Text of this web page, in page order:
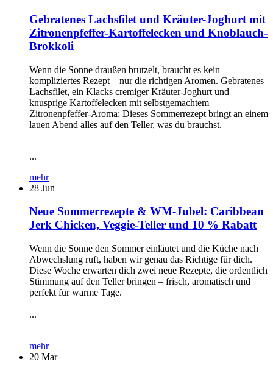
Gebratenes Lachsfilet und Kräuter-Joghurt mit
Zitronenpfeffer-Kartoffelecken und Knoblauch-
Brokkoli
Wenn die Sonne draußen brutzelt, braucht es kein
kompliziertes Rezept – nur die richtigen Aromen. Gebratenes
Lachsfilet, ein Klacks cremiger Kräuter-Joghurt und
knusprige Kartoffelecken mit selbstgemachtem
Zitronenpfeffer-Aroma: Dieses Sommerrezept bringt an einem
lauen Abend alles auf den Teller, was du brauchst.
...
mehr
28 Jun
Neue Sommerrezepte & WM-Jubel: Caribbean
Jerk Chicken, Veggie-Teller und 10 % Rabatt
Wenn die Sonne den Sommer einläutet und die Küche nach
Abwechslung ruft, haben wir genau das Richtige für dich.
Diese Woche erwarten dich zwei neue Rezepte, die ordentlich
Stimmung auf den Teller bringen – frisch, aromatisch und
perfekt für warme Tage.
...
mehr
20 Mar